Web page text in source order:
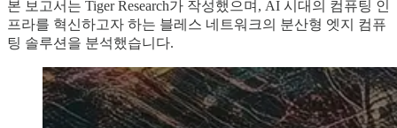
본 보고서는 Tiger Research가 작성했으며, AI 시대의 컴퓨팅 인
프라를 혁신하고자 하는 블레스 네트워크의 분산형 엣지 컴퓨
팅 솔루션을 분석했습니다.